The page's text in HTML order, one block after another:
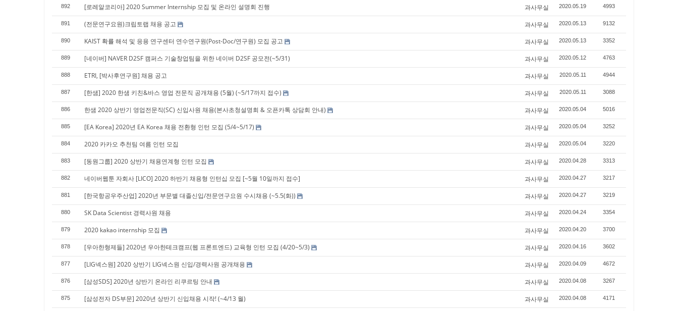
892 [로레알코리아] 2020 Summer Internship 모집 및 온라인 설명회 진행 과사무실 2020.05.19 4993
891 (전문연구요원)크립토랩 채용 공고 과사무실 2020.05.13 9132
890 KAIST 확률 해석 및 응용 연구센터 연수연구원(Post-Doc/연구원) 모집 공고 과사무실 2020.05.13 3352
889 [네이버] NAVER D2SF 캠퍼스 기술창업팀을 위한 네이버 D2SF 공모전(~5/31) 과사무실 2020.05.12 4763
888 ETRI, [박사후연구원] 채용 공고 과사무실 2020.05.11 4944
887 [한샘] 2020 한샘 키친&바스 영업 전문직 공개채용 (5월) (~5/17까지 접수) 과사무실 2020.05.11 3088
886 한샘 2020 상반기 영업전문직(SC) 신입사원 채용(본사초청설명회 & 오픈카톡 상담회 안내) 과사무실 2020.05.04 5016
885 [EA Korea] 2020년 EA Korea 채용 전환형 인턴 모집 (5/4~5/17) 과사무실 2020.05.04 3252
884 2020 카카오 추천팀 여름 인턴 모집 과사무실 2020.05.04 3220
883 [동원그룹] 2020 상반기 채용연계형 인턴 모집 과사무실 2020.04.28 3313
882 네이버웹툰 자회사 [LICO] 2020 하반기 채용형 인턴십 모집 [~5월 10일까지 접수] 과사무실 2020.04.27 3217
881 [한국항공우주산업] 2020년 부문별 대졸신입/전문연구요원 수시채용 (~5.5(화)) 과사무실 2020.04.27 3219
880 SK Data Scientist 경력사원 채용 과사무실 2020.04.24 3354
879 2020 kakao internship 모집 과사무실 2020.04.20 3700
878 [우아한형제들] 2020년 우아한테크캠프(웹 프론트엔드) 교육형 인턴 모집 (4/20~5/3) 과사무실 2020.04.16 3602
877 [LIG넥스원] 2020 상반기 LIG넥스원 신입/경력사원 공개채용 과사무실 2020.04.09 4672
876 [삼성SDS] 2020년 상반기 온라인 리쿠르팅 안내 과사무실 2020.04.08 3267
875 [삼성전자 DS부문] 2020년 상반기 신입채용 시작! (~4/13 월) 과사무실 2020.04.08 4171